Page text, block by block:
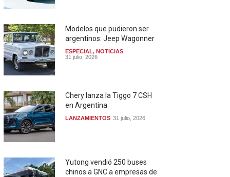
Modelos que pudieron ser
argentinos: Jeep Wagonner
ESPECIAL, NOTICIAS
31 julio, 2026
Chery lanza la Tiggo 7 CSH
en Argentina
LANZAMIENTOS 31 julio, 2026
Yutong vendió 250 buses
chinos a GNC a empresas de